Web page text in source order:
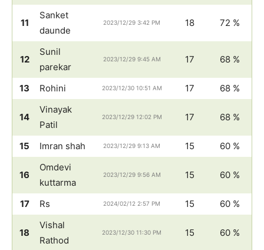
11
Sanket
daunde
2023/12/29 3:42 PM 18 72 %
12
Sunil
parekar
2023/12/29 9:45 AM 17 68 %
13 Rohini 2023/12/30 10:51 AM 17 68 %
14
Vinayak
Patil
2023/12/29 12:02 PM 17 68 %
15 Imran shah 2023/12/29 9:13 AM 15 60 %
16
Omdevi
kuttarma
2023/12/29 9:56 AM 15 60 %
17 Rs 2024/02/12 2:57 PM 15 60 %
18
Vishal
Rathod
2023/12/30 11:30 PM 15 60 %